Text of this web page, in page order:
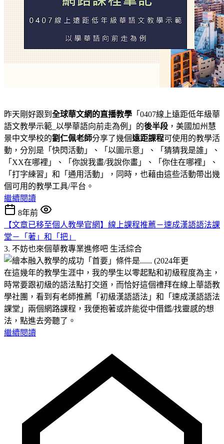
昨天剛好跟到 全球華文網的直播教學 「0407線上遠距低年級華
語文教學示範_以學華語向前走為例」的後半段 ，美國加州慧
景中文學校的劉仁佩老師分享了幾個遠距課程可使用的教學活
動，分別是「快閃活動」、「以圖示意」、「猜猜我是誰」、
「XX在哪裡」、「你說我畫/我說你畫」、「你住在哪裡」、
「打字練習」和「通用活動」，同時，也藉由這些活動帶出幾
個可用的教學工具/平台。
繼續閱讀
8年前
【文章已移至個人教學官網】線上課程推薦－速成漢語語法課
堂－「著」和「把」
3. 不妨也來個華教專業進修吧 生活綜合
在這幾年的教學生涯中，我的學生以零起點和初級程度為主，
時常要跟初級的語法點打交道，而恰好這個禮拜在線上華語教
學社團，看到有老師推薦「初級漢語語法」和「速成漢語語法
課堂」兩個網路課程，我便抱著或許能從中借鑑/找靈感的想
法，點進去旁聽了。
繼續閱讀